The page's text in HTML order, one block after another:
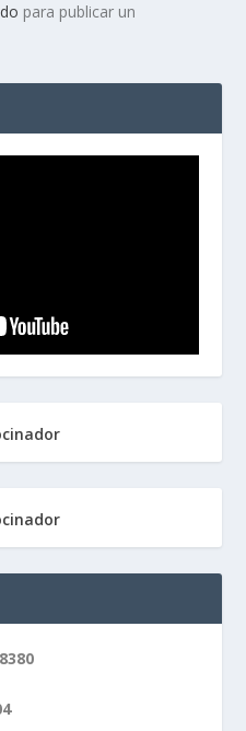
para publicar un